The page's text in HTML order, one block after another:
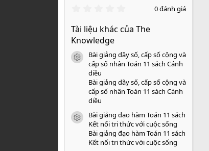
0
0
o
0 đánh giá
Tài liệu khác của The
Knowledge
icon tài liệu
Bài giảng dãy số, cấp số cộng và
cấp số nhân Toán 11 sách Cánh
diều
Bài giảng dãy số, cấp số cộng và
cấp số nhân Toán 11 sách Cánh
diều
icon tài liệu
Bài giảng đạo hàm Toán 11 sách
Kết nối tri thức với cuộc sống
Bài giảng đạo hàm Toán 11 sách
Kết nối tri thức với cuộc sống